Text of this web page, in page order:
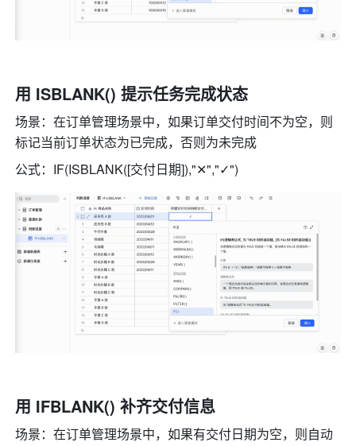
用 ISBLANK() 提示任务完成状态
场景：在订单管理场景中，如果订单交付时间不为空，则
标记当前订单状态为已完成，否则为未完成
公式：IF(ISBLANK([交付日期]),"✕","✓")
用 IFBLANK() 补齐交付信息
场景：在订单管理场景中，如果有交付日期为空，则自动